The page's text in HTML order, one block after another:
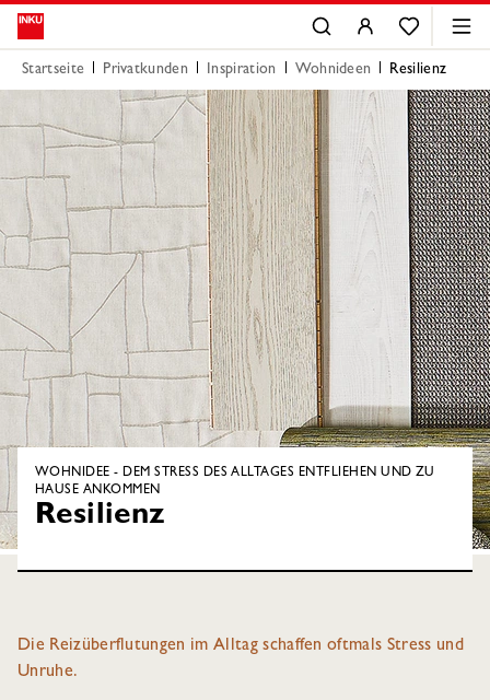
Startseite Privatkunden Inspiration Wohnideen Resilienz
WOHNIDEE - DEM STRESS DES ALLTAGES ENTFLIEHEN UND ZU
HAUSE ANKOMMEN
Resilienz
Die Reizüberflutungen im Alltag schaffen oftmals Stress und
Unruhe.